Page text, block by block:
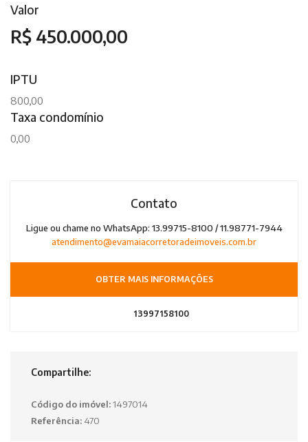
Valor
R$ 450.000,00
IPTU
800,00
Taxa condomínio
0,00
Contato
Ligue ou chame no WhatsApp: 13.99715-8100 / 11.98771-7944
atendimento@evamaiacorretoradeimoveis.com.br
OBTER MAIS INFORMAÇÕES
13997158100
Compartilhe:
Código do imóvel:1497014
Referência: 470